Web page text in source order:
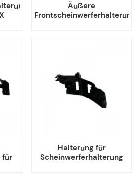
Äußere
Frontscheinwerferhalterung
für
Halterung für
Scheinwerferhalterung